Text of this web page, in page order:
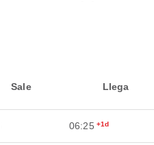
Sale Llega
06:25 +1d